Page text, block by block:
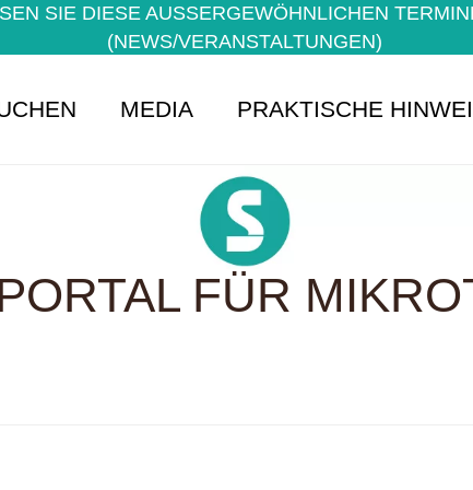
SIE DIESE AUSSERGEWÖHNLICHEN
NEWS/VERANSTALTUNGEN)
MEDIA PRAKTISCHE
FÜR